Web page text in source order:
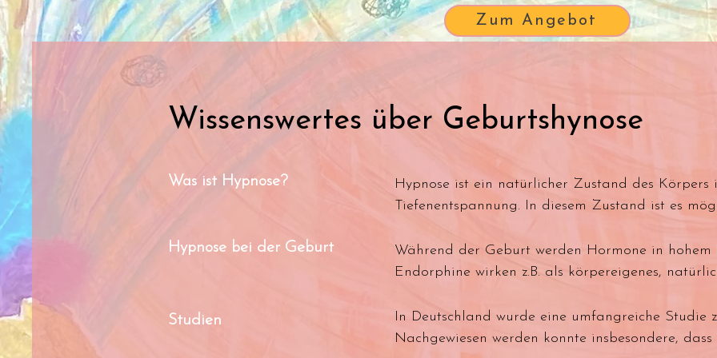
Zum Angebot
Wissenswertes über Geburtshynose
Was ist Hypnose?
Hypnose ist ein natürlicher Zustand des Körpers
Tiefenentspannung. In diesem Zustand ist es
Wir erleben Tiefenentspannung z.B. bei Yoga,
automatisch. Auch Mental Coaching im Sport
Zusammenspiel zwischen Körper und Geist.
Mit dem Begriff “runners high” ist ein Zustand
alleine arbeitet und durch die Ausschüttung der
Hypnose bei der Geburt
Während der Geburt werden Hormone in hohem
Endorphine wirken z.B. als körpereigenes,
und lösen ausserdem die Geburtstrance aus –
high”. Hypnose und Geburtstrance befinden sich
Bewusstseinszustand. Durch die Vorbereitung
Studien
In Deutschland wurde eine umfangreiche Studie
Nachgewiesen werden konnte insbesondere,